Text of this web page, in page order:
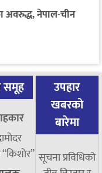
अवरुद्ध, नेपाल-चीन
समूह
उपहार
खबरको
बारेमा
सूचना प्रविधिको